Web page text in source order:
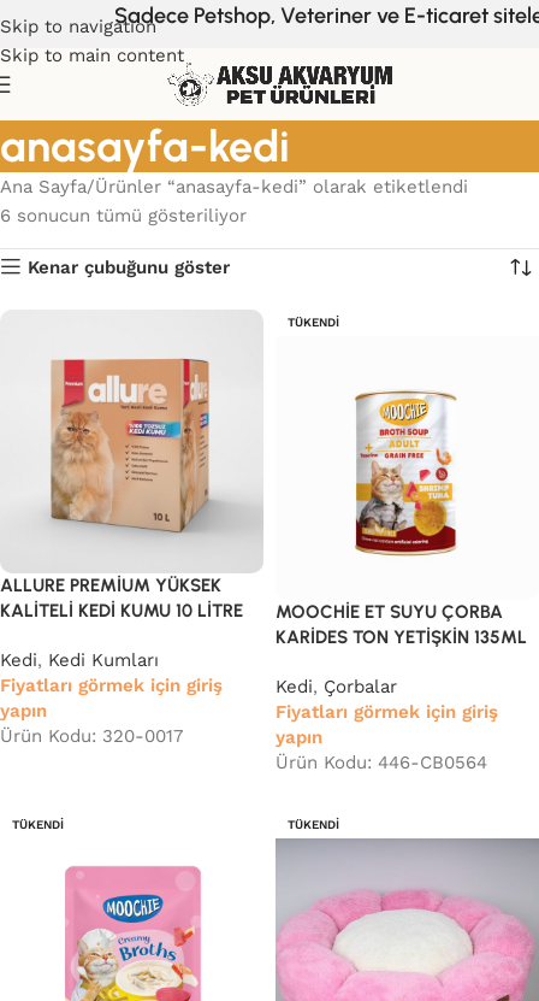
Skip to navigation
Skip to main content
Sadece Petshop, Veteriner ve E-ticaret
anasayfa-kedi
Ana Sayfa Ürünler “anasayfa-kedi” olarak etiketlendi
6 sonucun tümü gösteriliyor
Kenar çubuğunu göster
ALLURE PREMİUM YÜKSEK
KALİTELİ KEDİ KUMU 10 LİTRE
Kedi, Kedi Kumları
Fiyatları görmek için giriş
yapın
Ürün Kodu: 320-0017
TÜKENDI
MOOCHİE ET SUYU ÇORBA
KARİDES TON YETİŞKİN 135ML
Kedi, Çorbalar
Fiyatları görmek için giriş
yapın
Ürün Kodu: 446-CB0564
TÜKENDI TÜKENDI